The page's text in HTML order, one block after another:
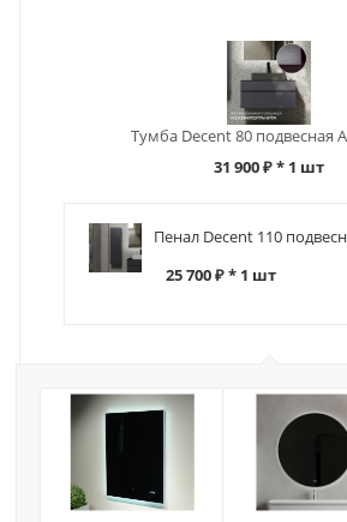
Тумба Decent 80 подвесная
31 900 ₽* 1 шт
Пенал Decent 110
25 700 ₽ * 1 шт